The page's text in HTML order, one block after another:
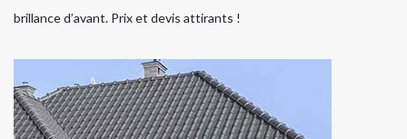
brillance d’avant. Prix et devis attirants !